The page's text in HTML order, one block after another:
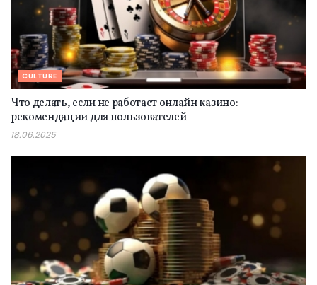
CULTURE
Что делать, если не работает онлайн казино:
рекомендации для пользователей
18.06.2025